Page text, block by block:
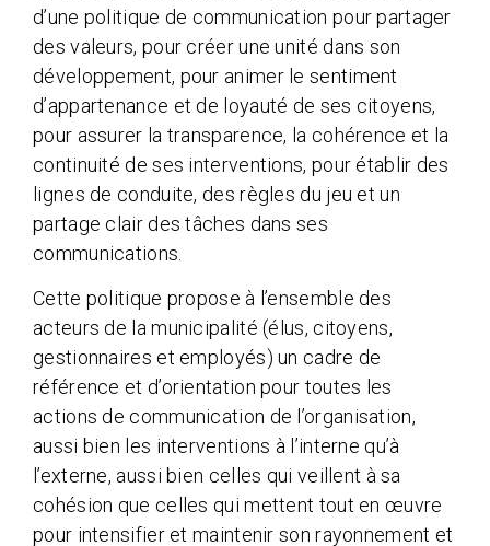
d’une politique de communication pour partager
des valeurs, pour créer une unité dans son
développement, pour animer le sentiment
d’appartenance et de loyauté de ses citoyens,
pour assurer la transparence, la cohérence et la
continuité de ses interventions, pour établir des
lignes de conduite, des règles du jeu et un
partage clair des tâches dans ses
communications.
Cette politique propose à l’ensemble des
acteurs de la municipalité (élus, citoyens,
gestionnaires et employés) un cadre de
référence et d’orientation pour toutes les
actions de communication de l’organisation,
aussi bien les interventions à l’interne qu’à
l’externe, aussi bien celles qui veillent à sa
cohésion que celles qui mettent tout en œuvre
pour intensifier et maintenir son rayonnement et